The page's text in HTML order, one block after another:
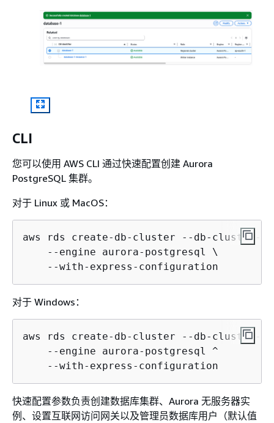
CLI
您可以使用 AWS CLI 通过快速配置创建 Aurora
PostgreSQL 集群。
对于 Linux 或 MacOS：
aws rds create-db-cluster --db-cluster-
    --engine aurora-postgresql \
    --with-express-configuration
对于 Windows：
aws rds create-db-cluster --db-cluster-
    --engine aurora-postgresql ^
    --with-express-configuration
快速配置参数负责创建数据库集群、Aurora 无服务器实
例、设置互联网访问网关以及管理员数据库用户（默认值